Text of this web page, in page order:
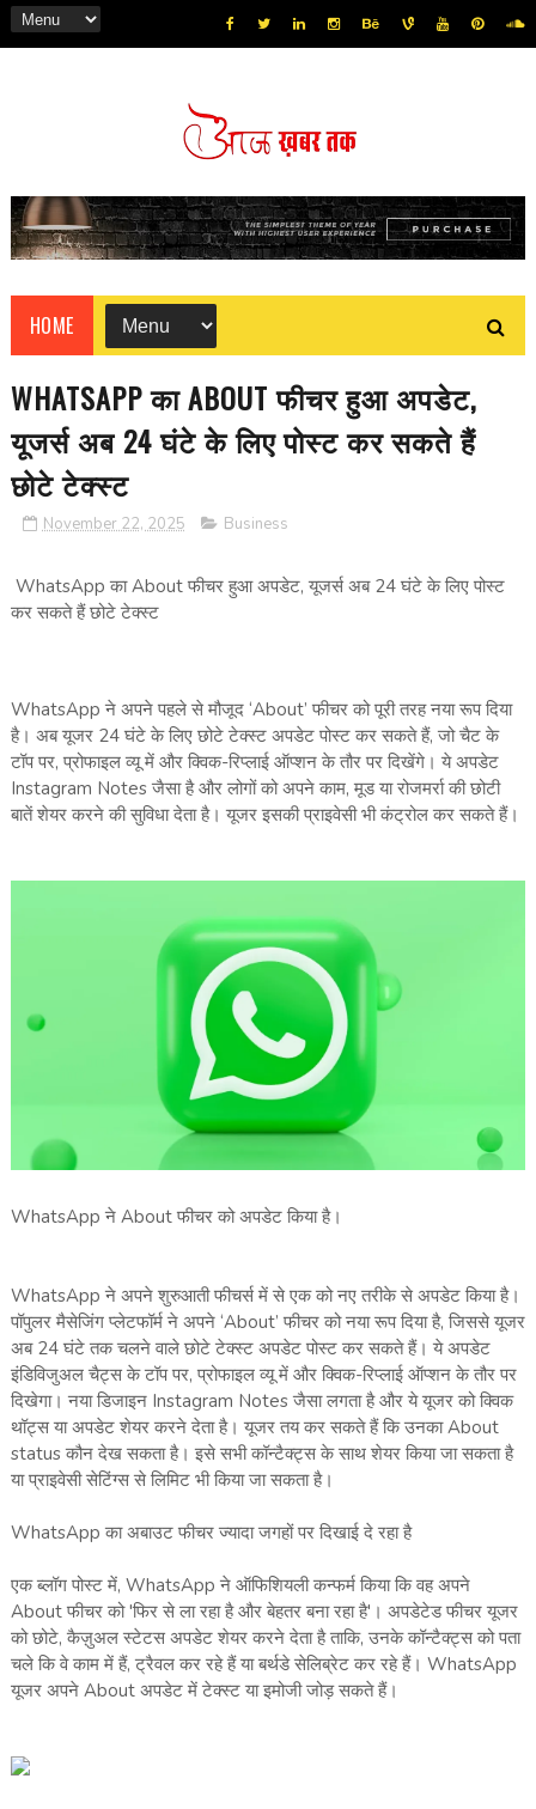
HOME
WHATSAPP का ABOUT फीचर हुआ अपडेट,
यूजर्स अब 24 घंटे के लिए पोस्ट कर सकते हैं
छोटे टेक्स्ट
November 22, 2025 Business
WhatsApp का About फीचर हुआ अपडेट, यूजर्स अब 24 घंटे के लिए पोस्ट
कर सकते हैं छोटे टेक्स्ट
WhatsApp ने अपने पहले से मौजूद ‘About’ फीचर को पूरी तरह नया रूप दिया
है। अब यूजर 24 घंटे के लिए छोटे टेक्स्ट अपडेट पोस्ट कर सकते हैं, जो चैट के
टॉप पर, प्रोफाइल व्यू में और क्विक-रिप्लाई ऑप्शन के तौर पर दिखेंगे। ये अपडेट
Instagram Notes जैसा है और लोगों को अपने काम, मूड या रोजमर्रा की छोटी
बातें शेयर करने की सुविधा देता है। यूजर इसकी प्राइवेसी भी कंट्रोल कर सकते हैं।
WhatsApp ने About फीचर को अपडेट किया है।
WhatsApp ने अपने शुरुआती फीचर्स में से एक को नए तरीके से अपडेट किया है।
पॉपुलर मैसेजिंग प्लेटफॉर्म ने अपने ‘About’ फीचर को नया रूप दिया है, जिससे यूजर
अब 24 घंटे तक चलने वाले छोटे टेक्स्ट अपडेट पोस्ट कर सकते हैं। ये अपडेट
इंडिविजुअल चैट्स के टॉप पर, प्रोफाइल व्यू में और क्विक-रिप्लाई ऑप्शन के तौर पर
दिखेगा। नया डिजाइन Instagram Notes जैसा लगता है और ये यूजर को क्विक
थॉट्स या अपडेट शेयर करने देता है। यूजर तय कर सकते हैं कि उनका About
status कौन देख सकता है। इसे सभी कॉन्टैक्ट्स के साथ शेयर किया जा सकता है
या प्राइवेसी सेटिंग्स से लिमिट भी किया जा सकता है।
WhatsApp का अबाउट फीचर ज्यादा जगहों पर दिखाई दे रहा है
एक ब्लॉग पोस्ट में, WhatsApp ने ऑफिशियली कन्फर्म किया कि वह अपने
About फीचर को 'फिर से ला रहा है और बेहतर बना रहा है'। अपडेटेड फीचर यूजर
को छोटे, कैज़ुअल स्टेटस अपडेट शेयर करने देता है ताकि, उनके कॉन्टैक्ट्स को पता
चले कि वे काम में हैं, ट्रैवल कर रहे हैं या बर्थडे सेलिब्रेट कर रहे हैं। WhatsApp
यूजर अपने About अपडेट में टेक्स्ट या इमोजी जोड़ सकते हैं।